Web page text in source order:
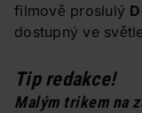
filmově proslulý
dostupný ve
Tip redakce!
Malým trikem na